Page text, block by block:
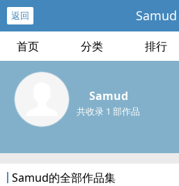
返回 Samud
首页 分类 排行
Samud
共收录 1 部作品
Samud的全部作品集